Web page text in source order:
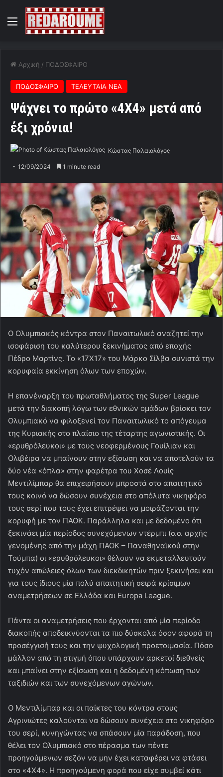
Menu
Αρχική / ΠΟΔΟΣΦΑΙΡΟ
ΠΟΔΟΣΦΑΙΡΟ ΤΕΛΕΥΤΑΙΑ ΝΕΑ
Ψάχνει το πρώτο «4Χ4» μετά από
έξι χρόνια!
Κώστας Παλαιολόγος
12/09/2024 1 minute read
Ο Ολυμπιακός κόντρα στον Παναιτωλικό αναζητεί την
ισοφάριση του καλύτερου ξεκινήματος από εποχής
Πέδρο Μαρτίνς. Το «17Χ17» του Μάρκο Σίλβα συνιστά την
κορυφαία εκκίνηση όλων των εποχών.
Η επανέναρξη του πρωταθλήματος της Super League
μετά την διακοπή λόγω των εθνικών ομάδων βρίσκει τον
Ολυμπιακό να φιλοξενεί τον Παναιτωλικό το απόγευμα
της Κυριακής στο πλαίσιο της τέταρτης αγωνιστικής. Οι
«ερυθρόλευκοι» με τους νεοφερμένους Γουίλιαν και
Ολιβέιρα να μπαίνουν στην εξίσωση και να αποτελούν τα
δύο νέα «όπλα» στην φαρέτρα του Χοσέ Λουίς
Μεντιλίμπαρ θα επιχειρήσουν μπροστά στο απαιτητικό
τους κοινό να δώσουν συνέχεια στο απόλυτα νικηφόρο
τους σερί που τους έχει επιτρέψει να μοιράζονται την
κορυφή με τον ΠΑΟΚ. Παράλληλα και με δεδομένο ότι
ξεκινάει μία περίοδος συνεχόμενων ντέρμπι (σ.σ. αρχής
γενομένης από την μάχη ΠΑΟΚ – Παναθηναϊκού στην
Τούμπα) οι «ερυθρόλευκοι» θέλουν να εκμεταλλευτούν
τυχόν απώλειες όλων των διεκδικητών πριν ξεκινήσει και
για τους ίδιους μία πολύ απαιτητική σειρά κρίσιμων
αναμετρήσεων σε Ελλάδα και Europa League.
Πάντα οι αναμετρήσεις που έρχονται από μία περίοδο
διακοπής αποδεικνύονται τα πιο δύσκολα όσον αφορά τη
προσέγγισή τους και την ψυχολογική προετοιμασία. Πόσο
μάλλον από τη στιγμή όπου υπάρχουν αρκετοί διεθνείς
και μπαίνει στην εξίσωση και η δεδομένη κόπωση των
ταξιδιών και των συνεχόμενων αγώνων.
Ο Μεντιλίμπαρ και οι παίκτες του κόντρα στους
Αγρινιώτες καλούνται να δώσουν συνέχεια στο νικηφόρο
του σερί, κυνηγώντας να σπάσουν μία παράδοση, που
θέλει τον Ολυμπιακό στο πέρασμα των πέντε
προηγούμενων σεζόν να μην έχει καταφέρει να φτάσει
στο «4Χ4». Η προηγούμενη φορά που είχε συμβεί κάτι